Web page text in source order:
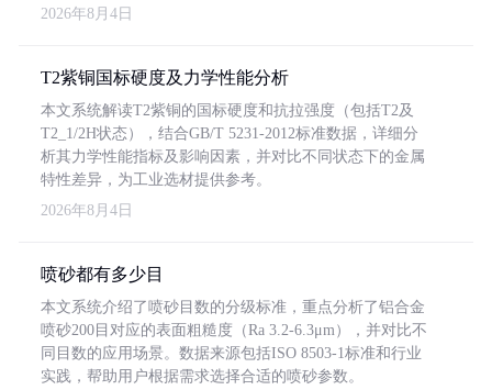
2026年8月4日
T2紫铜国标硬度及力学性能分析
本文系统解读T2紫铜的国标硬度和抗拉强度（包括T2及
T2_1/2H状态），结合GB/T 5231-2012标准数据，详细分
析其力学性能指标及影响因素，并对比不同状态下的金属
特性差异，为工业选材提供参考。
2026年8月4日
喷砂都有多少目
本文系统介绍了喷砂目数的分级标准，重点分析了铝合金
喷砂200目对应的表面粗糙度（Ra 3.2-6.3μm），并对比不
同目数的应用场景。数据来源包括ISO 8503-1标准和行业
实践，帮助用户根据需求选择合适的喷砂参数。